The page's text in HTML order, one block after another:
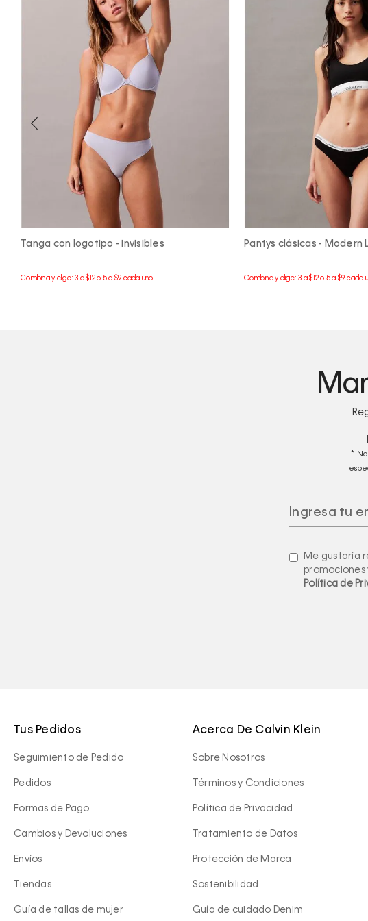
Tanga con logotipo - invisibles Pantys clásicas - Modern
*
Me gustaría
promociones
Política de
Tus Pedidos
Seguimiento de Pedido
Pedidos
Formas de Pago
Cambios y Devoluciones
Envíos
Tiendas
Guía de tallas de mujer
Acerca De Calvin Klein
Sobre Nosotros
Términos y Condiciones
Política de Privacidad
Tratamiento de Datos
Protección de Marca
Sostenibilidad
Guía de cuidado Denim